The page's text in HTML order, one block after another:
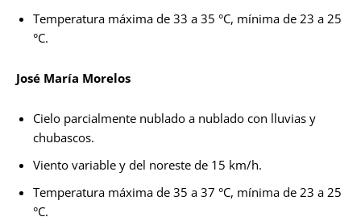
Temperatura máxima de 33 a 35 °C, mínima de 23 a 25
°C.
José María Morelos
Cielo parcialmente nublado a nublado con lluvias y
chubascos.
Viento variable y del noreste de 15 km/h.
Temperatura máxima de 35 a 37 °C, mínima de 23 a 25
°C.